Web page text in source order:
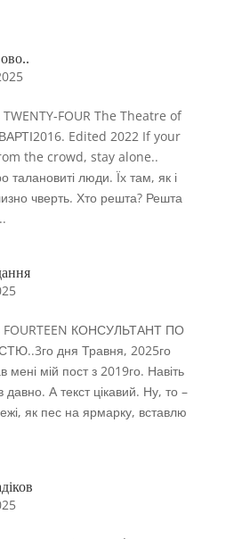
TWENTY-FOUR The Theatre of
Edited 2022 If your
the crowd, stay alone..
талановиті люди. Їх там, як і
чверть. Хто решта? Решта
FOURTEEN КОНСУЛЬТАНТ ПО
дня Травня, 2025го
мені мій пост з 2019го. Навіть
А текст цікавий. Ну, то –
як пес на ярмарку, вставлю